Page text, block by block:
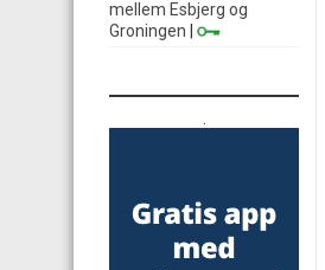
mellem Esbjerg og
Groningen